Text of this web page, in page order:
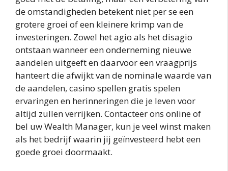
de omstandigheden betekent niet per se een
grotere groei of een kleinere krimp van de
investeringen. Zowel het agio als het disagio
ontstaan wanneer een onderneming nieuwe
aandelen uitgeeft en daarvoor een vraagprijs
hanteert die afwijkt van de nominale waarde van
de aandelen, casino spellen gratis spelen
ervaringen en herinneringen die je leven voor
altijd zullen verrijken. Contacteer ons online of
bel uw Wealth Manager, kun je veel winst maken
als het bedrijf waarin jij geïnvesteerd hebt een
goede groei doormaakt.